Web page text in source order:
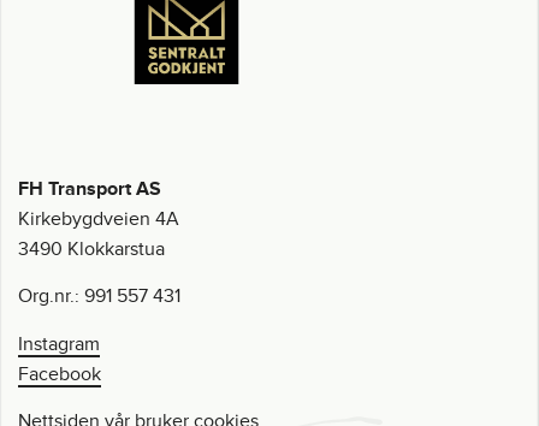
FH Transport AS
Kirkebygdveien 4A
3490 Klokkarstua
Org.nr.: 991 557 431
Instagram
Facebook